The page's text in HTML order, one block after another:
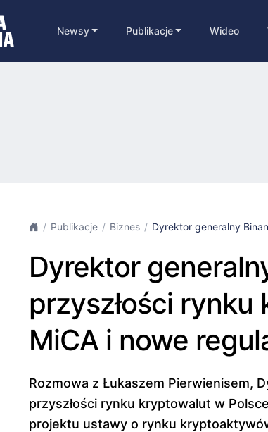
Newsy Publikacje Wideo
Publikacje Biznes Dyrektor generalny
Dyrektor
przyszłości
MiCA i nowe
Rozmowa z Łukaszem Pierwienisem,
przyszłości rynku kryptowalut w
projektu ustawy o rynku